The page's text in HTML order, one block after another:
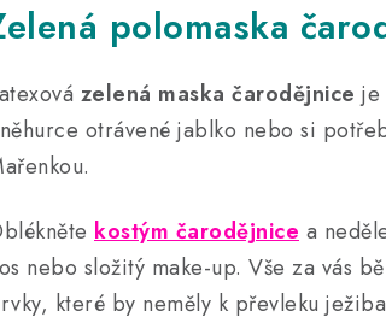
polomaska
zelená maska čarodějnice je
otrávené jablko nebo si
kostým čarodějnice a
nebo složitý make-up. Vše za vás
které by neměly k převleku